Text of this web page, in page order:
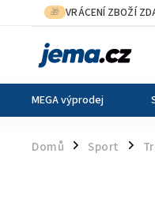
🎁 VRÁCENÍ ZBOŽÍ
MEGA výprodej
Domů / Sport /